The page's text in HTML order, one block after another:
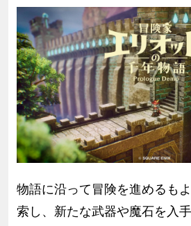
物語に沿って冒険を進めるも
索し、新たな武器や魔石を入